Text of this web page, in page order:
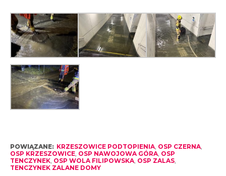
POWIĄZANE: KRZESZOWICE PODTOPIENIA, OSP CZERNA,
OSP KRZESZOWICE, OSP NAWOJOWA GÓRA, OSP
TENCZYNEK, OSP WOLA FILIPOWSKA, OSP ZALAS,
TENCZYNEK ZALANE DOMY